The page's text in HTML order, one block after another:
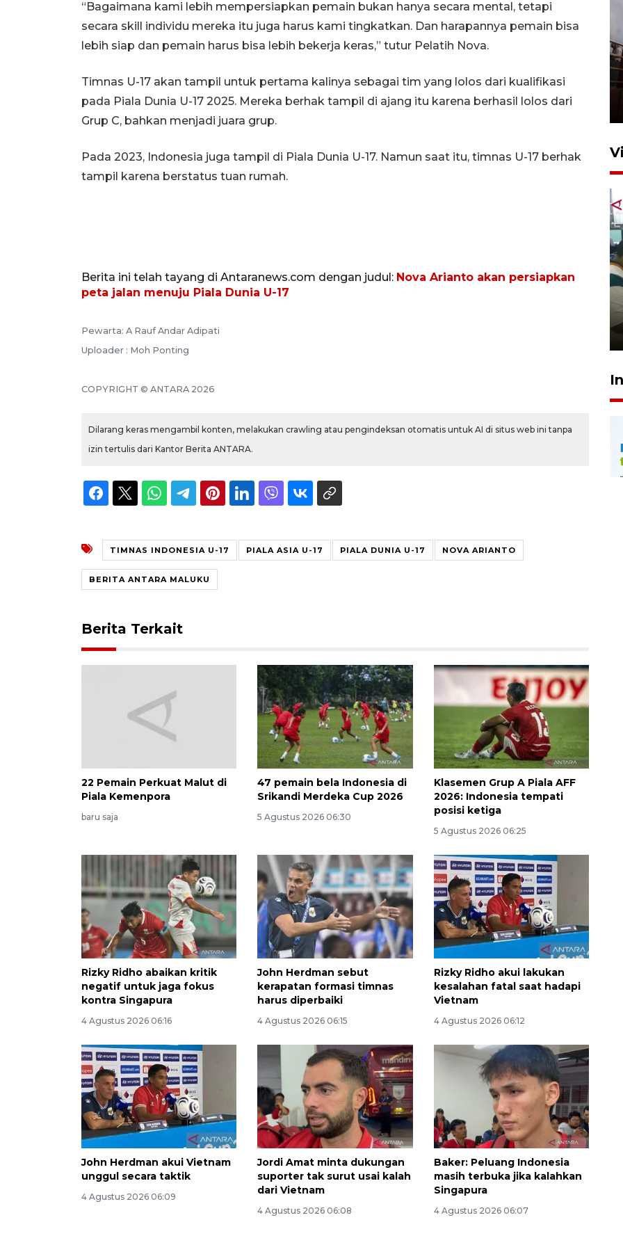
“Bagaimana kami lebih mempersiapkan pemain bukan hanya secara mental, tetapi
secara skill individu mereka itu juga harus kami tingkatkan. Dan harapannya pemain bisa
lebih siap dan pemain harus bisa lebih bekerja keras,” tutur Pelatih Nova.
Timnas U-17 akan tampil untuk pertama kalinya sebagai tim yang lolos dari kualifikasi
pada Piala Dunia U-17 2025. Mereka berhak tampil di ajang itu karena berhasil lolos dari
Grup C, bahkan menjadi juara grup.
Pada 2023, Indonesia juga tampil di Piala Dunia U-17. Namun saat itu, timnas U-17 berhak
tampil karena berstatus tuan rumah.
Berita ini telah tayang di Antaranews.com dengan judul: Nova Arianto akan persiapkan
peta jalan menuju Piala Dunia U-17
Pewarta: A Rauf Andar Adipati
Uploader : Moh Ponting
COPYRIGHT © ANTARA 2026
Dilarang keras mengambil konten, melakukan crawling atau pengindeksan otomatis untuk AI di situs web ini tanpa
izin tertulis dari Kantor Berita ANTARA.
TIMNAS INDONESIA U-17 PIALA ASIA U-17 PIALA DUNIA U-17 NOVA ARIANTO
BERITA ANTARA MALUKU
Berita Terkait
22 Pemain Perkuat Malut di
Piala Kemenpora
baru saja
47 pemain bela Indonesia di
Srikandi Merdeka Cup 2026
5 Agustus 2026 06:30
Klasemen Grup A Piala AFF
2026: Indonesia tempati
posisi ketiga
5 Agustus 2026 06:25
Rizky Ridho abaikan kritik
negatif untuk jaga fokus
kontra Singapura
4 Agustus 2026 06:16
John Herdman sebut
kerapatan formasi timnas
harus diperbaiki
4 Agustus 2026 06:15
Rizky Ridho akui lakukan
kesalahan fatal saat hadapi
Vietnam
4 Agustus 2026 06:12
John Herdman akui Vietnam
unggul secara taktik
4 Agustus 2026 06:09
Jordi Amat minta dukungan
suporter tak surut usai kalah
dari Vietnam
4 Agustus 2026 06:08
Baker: Peluang Indonesia
masih terbuka jika kalahkan
Singapura
4 Agustus 2026 06:07
Pasar Higienis
5 Mei 2026 05:32
Ambon ajak semua pihak buka
Memberantas kejahatan
jalanan Jakarta